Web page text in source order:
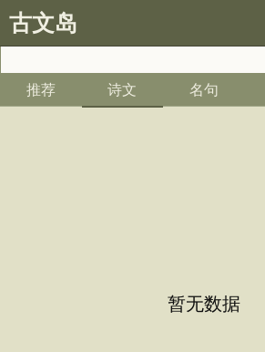
古文岛
推荐 诗文 名句
暂无数据